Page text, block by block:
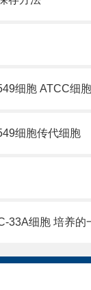
细胞传代细胞